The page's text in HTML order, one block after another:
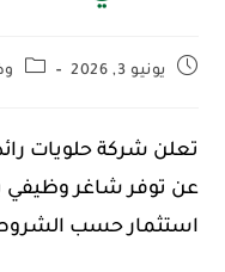
يونيو 3, 2026
تعلن شركة حلويات
عن توفر شاغر
استثمار حسب